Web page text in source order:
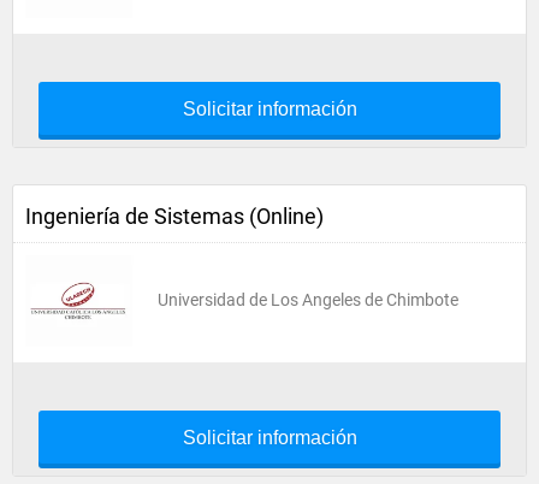
Solicitar información
Ingeniería de Sistemas (Online)
Universidad de Los Angeles de Chimbote
Solicitar información